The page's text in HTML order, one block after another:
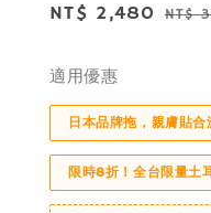
Sale
NT$ 2,480 NT$
適用優惠
日本品牌拖，親膚貼
限時8折！全台限量土